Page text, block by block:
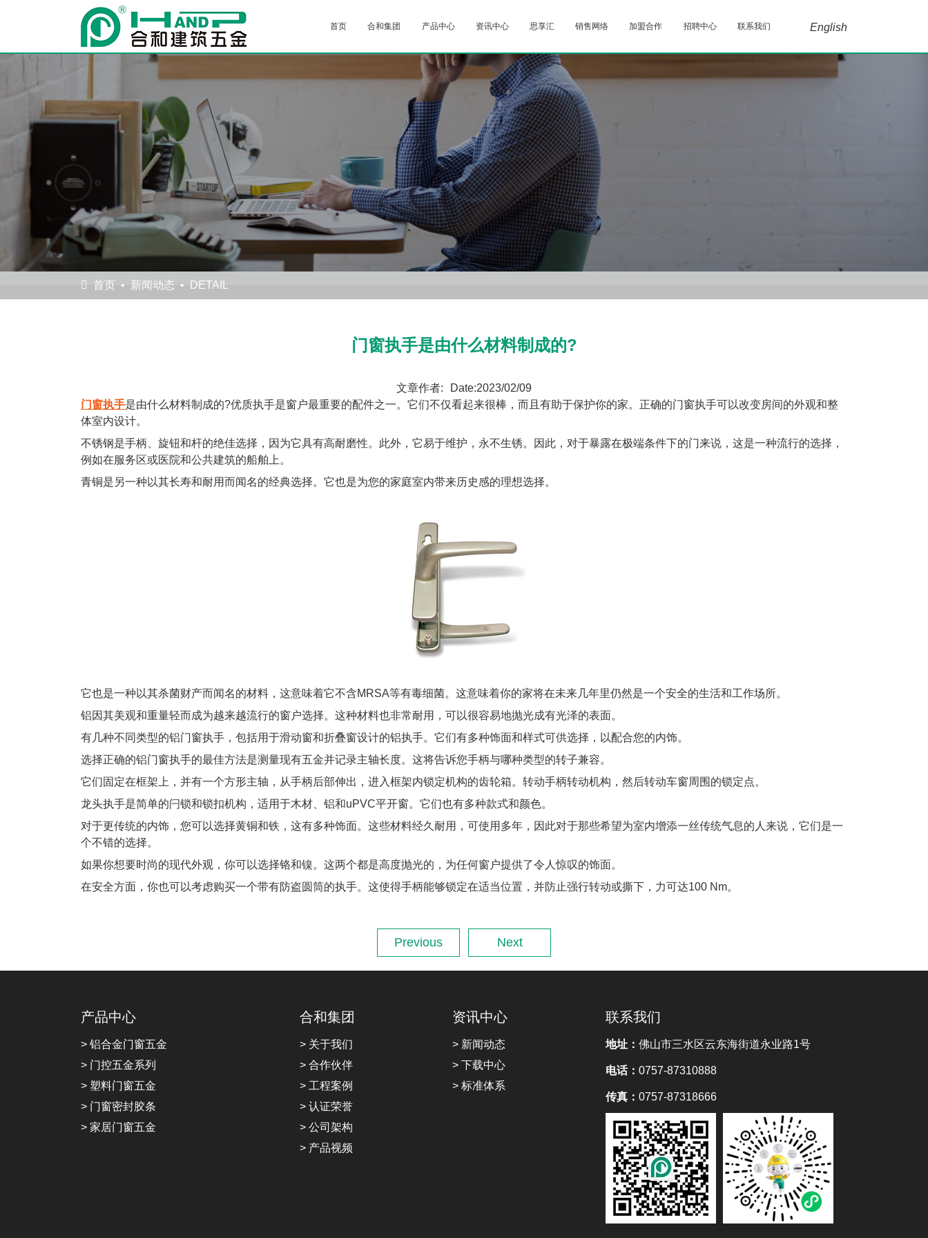
English
首页 合和集团 产品中心 资讯中心 思享汇 销售网络 加盟合作 招聘中心 联系我们
首页 新闻动态 DETAIL
门窗执手是由什么材料制成的?
文章作者:
Date:2023/02/09
门窗执手是由什么材料制成的?优质执手是窗户最重要的配件之一。它们不仅看起来很棒，而且有助于保护你的家。正确的门窗执手可以改变房间的外观和整
体室内设计。
不锈钢是手柄、旋钮和杆的绝佳选择，因为它具有高耐磨性。此外，它易于维护，永不生锈。因此，对于暴露在极端条件下的门来说，这是一种流行的选择，
例如在服务区或医院和公共建筑的船舶上。
青铜是另一种以其长寿和耐用而闻名的经典选择。它也是为您的家庭室内带来历史感的理想选择。
它也是一种以其杀菌财产而闻名的材料，这意味着它不含MRSA等有毒细菌。这意味着你的家将在未来几年里仍然是一个安全的生活和工作场所。
铝因其美观和重量轻而成为越来越流行的窗户选择。这种材料也非常耐用，可以很容易地抛光成有光泽的表面。
有几种不同类型的铝门窗执手，包括用于滑动窗和折叠窗设计的铝执手。它们有多种饰面和样式可供选择，以配合您的内饰。
选择正确的铝门窗执手的最佳方法是测量现有五金并记录主轴长度。这将告诉您手柄与哪种类型的转子兼容。
它们固定在框架上，并有一个方形主轴，从手柄后部伸出，进入框架内锁定机构的齿轮箱。转动手柄转动机构，然后转动车窗周围的锁定点。
龙头执手是简单的闩锁和锁扣机构，适用于木材、铝和uPVC平开窗。它们也有多种款式和颜色。
对于更传统的内饰，您可以选择黄铜和铁，这有多种饰面。这些材料经久耐用，可使用多年，因此对于那些希望为室内增添一丝传统气息的人来说，它们是一
个不错的选择。
如果你想要时尚的现代外观，你可以选择铬和镍。这两个都是高度抛光的，为任何窗户提供了令人惊叹的饰面。
在安全方面，你也可以考虑购买一个带有防盗圆筒的执手。这使得手柄能够锁定在适当位置，并防止强行转动或撕下，力可达100 Nm。
Previous Next
产品中心
> 铝合金门窗五金
> 门控五金系列
> 塑料门窗五金
> 门窗密封胶条
> 家居门窗五金
合和集团
> 关于我们
> 合作伙伴
> 工程案例
> 认证荣誉
> 公司架构
> 产品视频
资讯中心
> 新闻动态
> 下载中心
> 标准体系
联系我们
地址： 佛山市三水区云东海街道永业路1号
电话： 0757-87310888
传真： 0757-87318666